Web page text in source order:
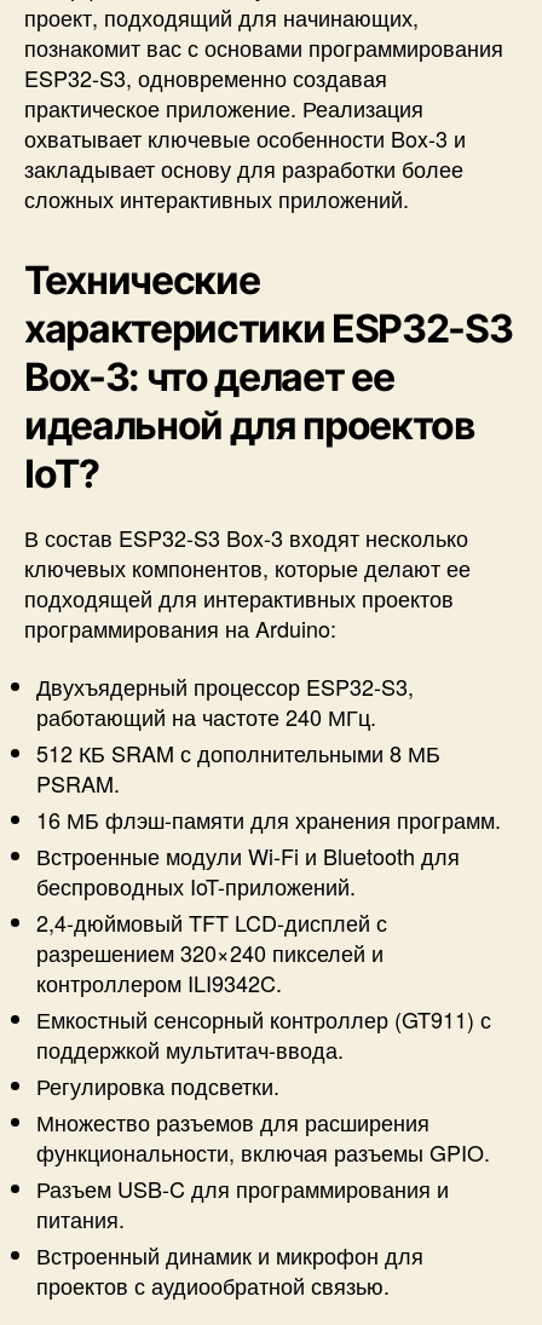
проект, подходящий для начинающих,
познакомит вас с основами программирования
ESP32-S3, одновременно создавая
практическое приложение. Реализация
охватывает ключевые особенности Box-3 и
закладывает основу для разработки более
сложных интерактивных приложений.
Технические
характеристики ESP32-S3
Box-3: что делает ее
идеальной для проектов
IoT?
В состав ESP32-S3 Box-3 входят несколько
ключевых компонентов, которые делают ее
подходящей для интерактивных проектов
программирования на Arduino:
Двухъядерный процессор ESP32-S3,
работающий на частоте 240 МГц.
512 КБ SRAM с дополнительными 8 МБ
PSRAM.
16 МБ флэш-памяти для хранения программ.
Встроенные модули Wi-Fi и Bluetooth для
беспроводных IoT-приложений.
2,4-дюймовый TFT LCD-дисплей с
разрешением 320×240 пикселей и
контроллером ILI9342C.
Емкостный сенсорный контроллер (GT911) с
поддержкой мультитач-ввода.
Регулировка подсветки.
Множество разъемов для расширения
функциональности, включая разъемы GPIO.
Разъем USB-C для программирования и
питания.
Встроенный динамик и микрофон для
проектов с аудиообратной связью.